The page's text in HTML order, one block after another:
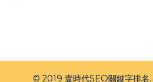
© 2019 壹時代SEO關鍵字排